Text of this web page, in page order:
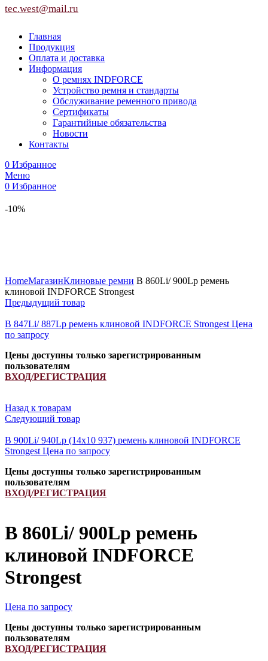
tec.west@mail.ru
Главная
Продукция
Оплата и доставка
Информация
О ремнях INDFORCE
Устройство ремня и стандарты
Обслуживание ременного привода
Сертификаты
Гарантийные обязательства
Новости
Контакты
0 Избранное
Меню
0 Избранное
-10%
HomeМагазинКлиновые ремни B 860Li/ 900Lp ремень
клиновой INDFORCE Strongest
Предыдущий товар
B 847Li/ 887Lp ремень клиновой INDFORCE Strongest Цена
по запросу
Цены доступны только зарегистрированным
пользователям
ВХОД/РЕГИСТРАЦИЯ
Назад к товарам
Следующий товар
B 900Li/ 940Lp (14x10 937) ремень клиновой INDFORCE
Strongest Цена по запросу
Цены доступны только зарегистрированным
пользователям
ВХОД/РЕГИСТРАЦИЯ
B 860Li/ 900Lp ремень
клиновой INDFORCE
Strongest
Цена по запросу
Цены доступны только зарегистрированным
пользователям
ВХОД/РЕГИСТРАЦИЯ